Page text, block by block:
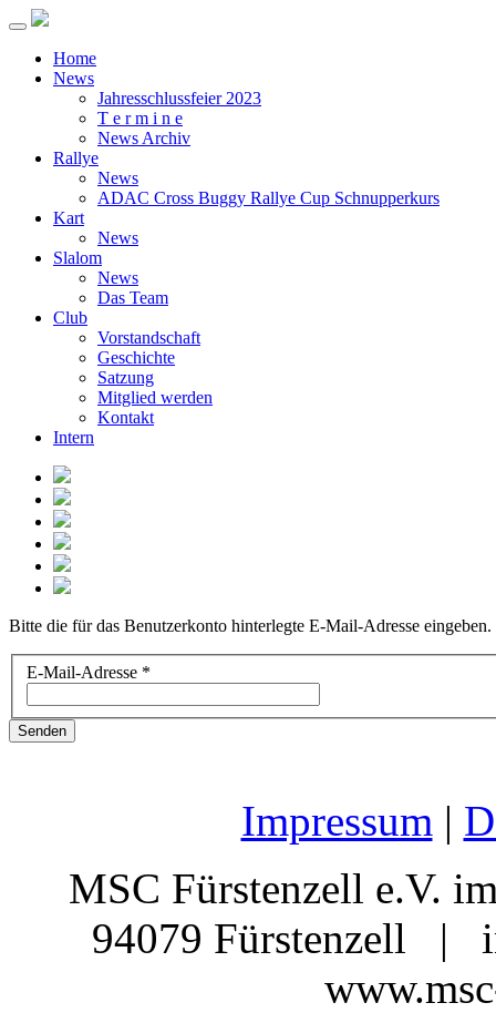
Home
News
Jahresschlussfeier 2023
T e r m i n e
News Archiv
Rallye
News
ADAC Cross Buggy Rallye Cup Schnupperkurs
Kart
News
Slalom
News
Das Team
Club
Vorstandschaft
Geschichte
Satzung
Mitglied werden
Kontakt
Intern
Bitte die für das Benutzerkonto hinterlegte E-Mail-Adresse
E-Mail-Adresse *
Senden
Impressum |
MSC Fürstenzell
94079 Fürstenzell |